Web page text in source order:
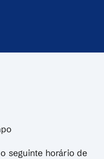
seguinte horário de